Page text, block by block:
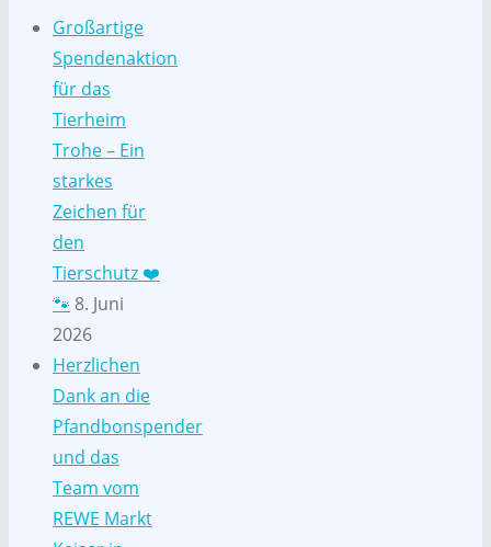
Großartige
Spendenaktion
für das
Tierheim
Trohe – Ein
starkes
Zeichen für
den
Tierschutz ❤️
🐾 8. Juni
2026
Herzlichen
Dank an die
Pfandbonspender
und das
Team vom
REWE Markt